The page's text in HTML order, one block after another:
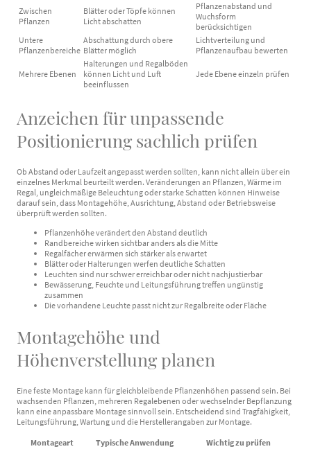
Zwischen
Pflanzen
Blätter oder Töpfe können
Licht abschatten
Pflanzenabstand und
Wuchsform
berücksichtigen
Untere
Pflanzenbereiche
Abschattung durch obere
Blätter möglich
Lichtverteilung und
Pflanzenaufbau bewerten
Mehrere Ebenen
Halterungen und Regalböden
können Licht und Luft
beeinflussen
Jede Ebene einzeln prüfen
Anzeichen für unpassende
Positionierung sachlich prüfen
Ob Abstand oder Laufzeit angepasst werden sollten, kann nicht allein über ein
einzelnes Merkmal beurteilt werden. Veränderungen an Pflanzen, Wärme im
Regal, ungleichmäßige Beleuchtung oder starke Schatten können Hinweise
darauf sein, dass Montagehöhe, Ausrichtung, Abstand oder Betriebsweise
überprüft werden sollten.
Pflanzenhöhe verändert den Abstand deutlich
Randbereiche wirken sichtbar anders als die Mitte
Regalfächer erwärmen sich stärker als erwartet
Blätter oder Halterungen werfen deutliche Schatten
Leuchten sind nur schwer erreichbar oder nicht nachjustierbar
Bewässerung, Feuchte und Leitungsführung treffen ungünstig
zusammen
Die vorhandene Leuchte passt nicht zur Regalbreite oder Fläche
Montagehöhe und
Höhenverstellung planen
Eine feste Montage kann für gleichbleibende Pflanzenhöhen passend sein. Bei
wachsenden Pflanzen, mehreren Regalebenen oder wechselnder Bepflanzung
kann eine anpassbare Montage sinnvoll sein. Entscheidend sind Tragfähigkeit,
Leitungsführung, Wartung und die Herstellerangaben zur Montage.
Montageart Typische Anwendung
Wichtig zu prüfen